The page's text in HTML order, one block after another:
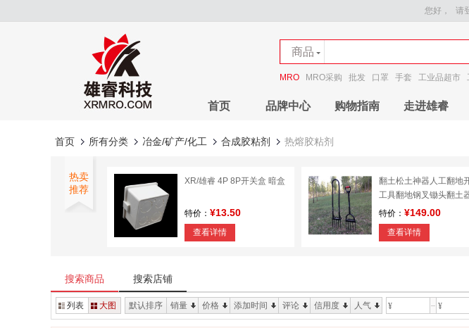
您好， 请
商品
店铺
MRO MRO采购 批发 口罩 手套 工业品超市
首页 品牌中心 购物指南 走进雄睿
首页 所有分类 冶金/矿产/化工 合成胶粘剂 热熔胶粘剂
热卖
推荐
XR/雄睿 4P 8P开关盒 暗盒
特价： ¥13.50
查看详情
翻土松土神器人工翻地
工具翻地钢叉锄头翻土
用松土工具
特价： ¥149.00
查看详情
特价：¥2.07
查看详情
搜索商品 搜索店铺
列表 大图 默认排序 销量 价格 添加时间 评论 信用度 人气 ¥ ¥